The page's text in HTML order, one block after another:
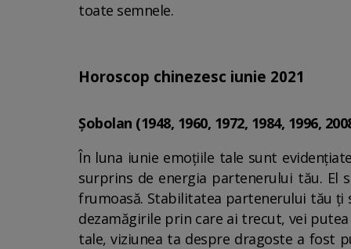
toate semnele.
Horoscop chinezesc iunie 2021
Șobolan (1948, 1960, 1972, 1984, 1996,
În luna iunie emoțiile tale sunt
surprins de energia partenerului tău. El
frumoasă. Stabilitatea partenerului tău ți
dezamăgirile prin care ai trecut, vei
tale, viziunea ta despre dragoste a fost